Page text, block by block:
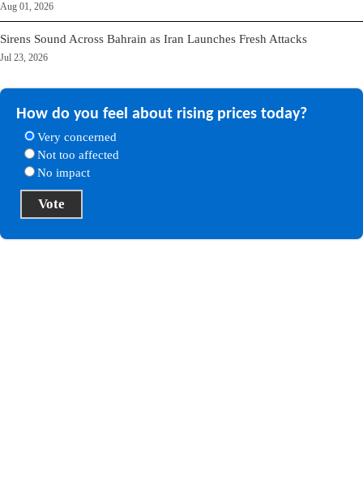
Aug 01, 2026
Sirens Sound Across Bahrain as Iran Launches Fresh Attacks
Jul 23, 2026
How do you feel about rising prices today?
Very concerned
Not too affected
No impact